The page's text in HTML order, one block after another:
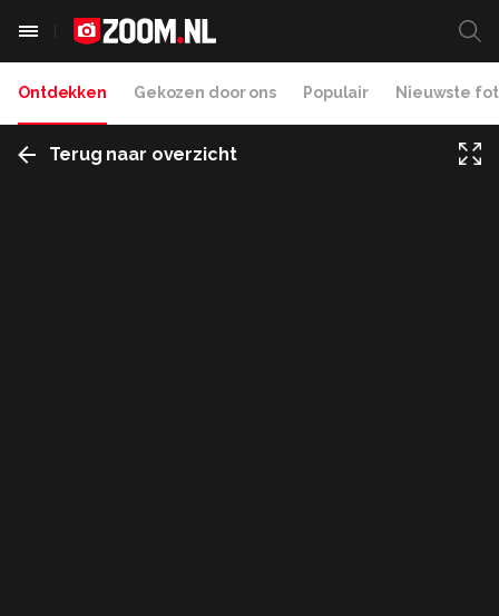
Ontdekken Gekozen door ons Populair Nieuwste
Terug naar overzicht